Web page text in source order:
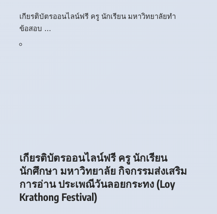
เกียรติบัตรออนไลน์ฟรี ครู นักเรียน มหาวิทยาลัยทำ
ข้อสอบ …
เกียรติบัตรออนไลน์ฟรี ครู นักเรียน
นักศึกษา มหาวิทยาลัย กิจกรรมส่งเสริม
การอ่าน ประเพณีวันลอยกระทง (Loy
Krathong Festival)